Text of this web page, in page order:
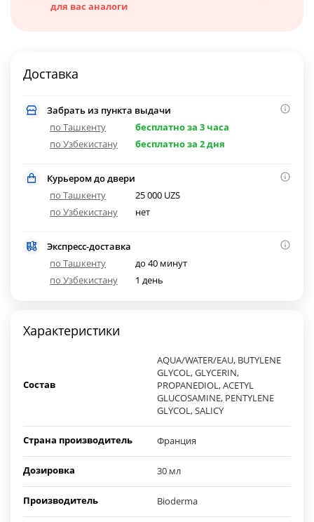
для вас аналоги
Доставка
Забрать из пункта выдачи
по Ташкенту
бесплатно за 3 часа
по Узбекистану
бесплатно за 2 дня
Курьером до двери
по Ташкенту
25 000 UZS
по Узбекистану
нет
Экспресс-доставка
по Ташкенту
до 40 минут
по Узбекистану
1 день
Характеристики
Состав
AQUA/WATER/EAU, BUTYLENE
GLYCOL, GLYCERIN,
PROPANEDIOL, ACETYL
GLUCOSAMINE, PENTYLENE
GLYCOL, SALICY
Страна производитель Франция
Дозировка 30 мл
Производитель Bioderma